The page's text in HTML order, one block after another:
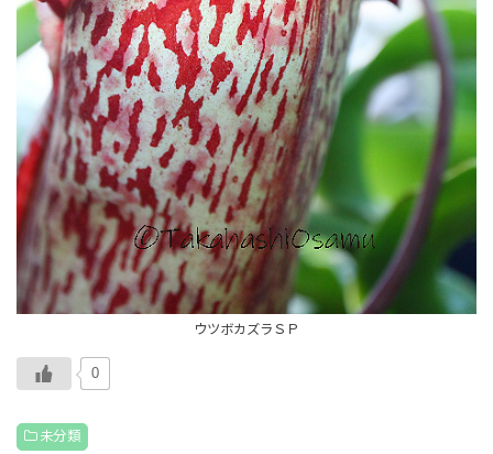
ウツボカズラＳＰ
0
未分類